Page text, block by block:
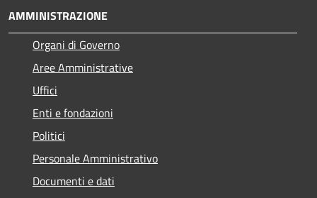
AMMINISTRAZIONE
Organi di Governo
Aree Amministrative
Uffici
Enti e fondazioni
Politici
Personale Amministrativo
Documenti e dati